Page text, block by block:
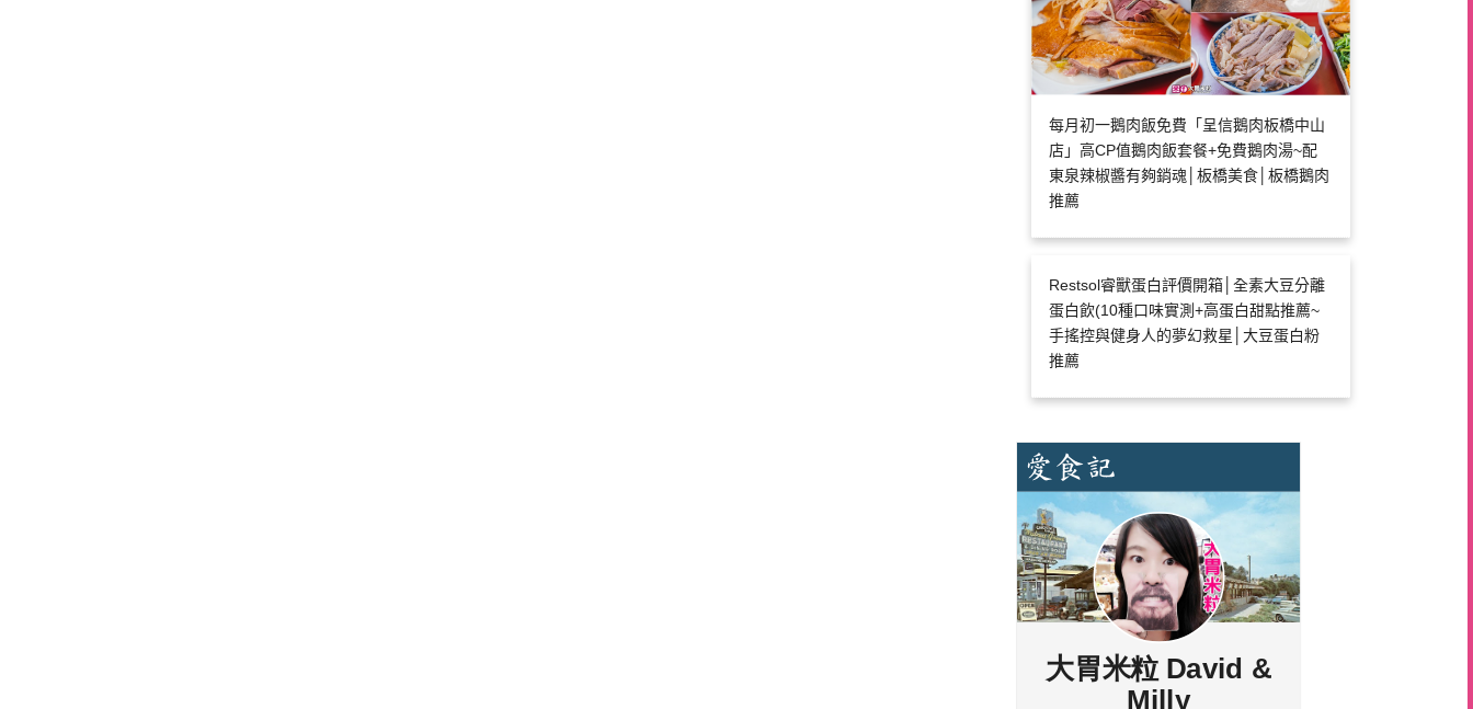
每月初一鵝肉飯免費「呈信鵝肉板橋中山
店」高CP值鵝肉飯套餐+免費鵝肉湯~配
東泉辣椒醬有夠銷魂│板橋美食│板橋鵝肉
推薦
Restsol睿獸蛋白評價開箱│全素大豆分離
蛋白飲(10種口味實測+高蛋白甜點推薦~
手搖控與健身人的夢幻救星│大豆蛋白粉
推薦